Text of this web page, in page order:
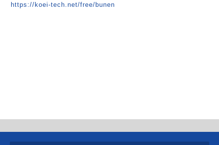
https://koei-tech.net/free/bunen